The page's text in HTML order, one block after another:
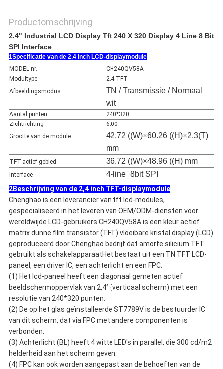
Productomschrijving
2.4" Industrial LCD Display Tft 240 X 320 Display 4 Line 8 Bit
SPI Interface
1Specificatie van de 2,4 inch LCD-displaymodule
MODEL nr.
CH240QV58A
Modultype
2.4 TFT
Afbeeldingsmodus
TN / Transmissie / Normaal
wit
Aantal punten
240*320
Zichtrichting
6:00
Grootte van de module
42.72 ((W)×60.26 ((H)×2.3(T)
mm
TFT-actief gebied 36.72 ((W)×48.96 ((H) mm
Interface 4-line_8bit SPI
2Beschrijving van de 2,4 inch TFT-displaymodule
Chenghao is een leverancier van tft lcd-modules,
gespecialiseerd in het leveren van OEM/ODM-diensten voor
wereldwijde LCD-gebruikers.CH240QV58A is een kleur actief
matrix dunne film transistor (TFT) vloeibare kristal display (LCD)
geproduceerd door Chenghao bedrijf dat amorfe silicium TFT
gebruikt als schakelapparaatHet bestaat uit een TN TFT LCD-
paneel, een driver IC, een achterlicht en een FPC.
(1) Het lcd-paneel heeft een diagonaal gemeten actief
beeldschermoppervlak van 2,4° (verticaal scherm) met een
resolutie van 240*320 punten.
(2) De op het glas geïnstalleerde ST7789V is de bestuurder IC
van dit scherm, dat via FPC met andere componenten is
verbonden.
(3) Achterlicht (BL) heeft 4 witte LED's in parallel, die 300 cd/m2
helderheid aan het scherm geven.
(4) FPC kan ook worden aangepast aan de behoeften van de